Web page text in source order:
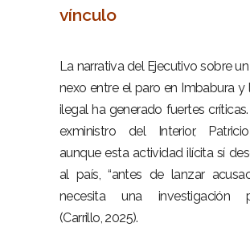
vínculo
La narrativa del Ejecutivo sobre
nexo entre el paro en Imbabura y
ilegal ha generado fuertes
exministro del Interior,
aunque esta actividad ilícita sí
al país, “antes de lanzar
necesita una investigación
(Carrillo, 2025).